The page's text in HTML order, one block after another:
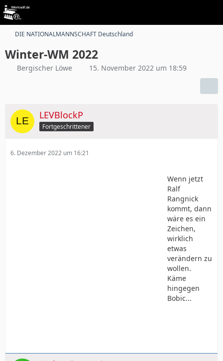
DIE NATIONALMANNSCHAFT Deutschland
Winter-WM 2022
Bergischer Löwe 15. November 2022 um 18:59
LEVBlockP
Fortgeschrittener
6. Dezember 2022 um 16:21
Wenn jetzt
Ralf
Rangnick
kommt, dann
wäre es ein
Zeichen,
wirklich
etwas
verändern zu
wollen.
Käme
hingegen
Bobic...